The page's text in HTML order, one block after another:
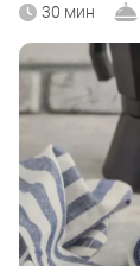
30 мин